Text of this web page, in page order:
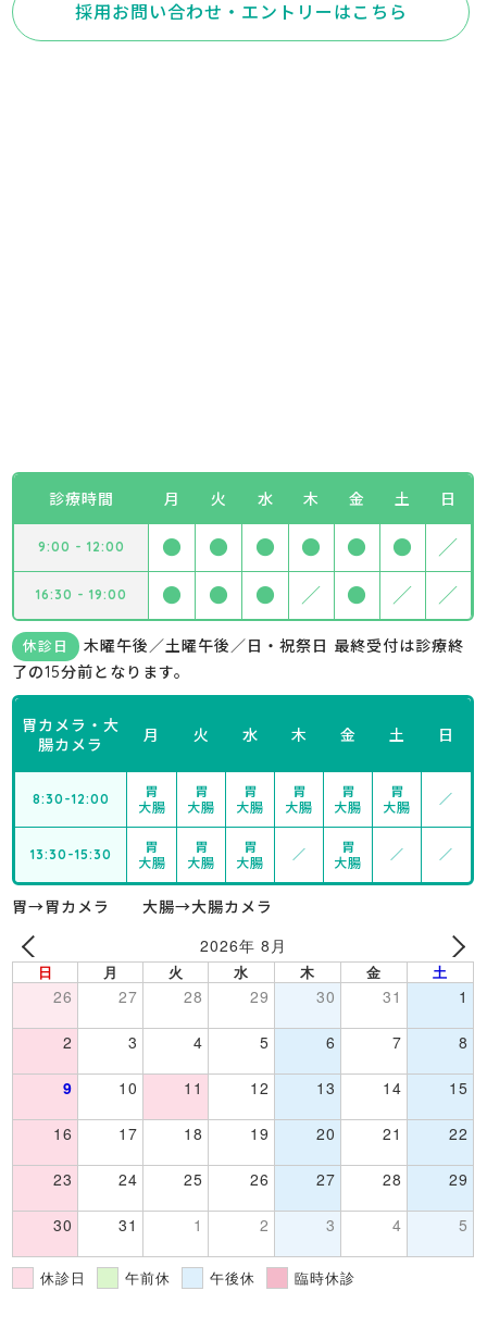
採用お問い合わせ・エントリーはこちら
診療時間 月 火 水 木 金 土 日
9:00 - 12:00 ● ● ● ● ● ● ／
16:30 - 19:00 ● ● ● ／ ● ／ ／
休診日
木曜午後／土曜午後／日・祝祭日 最終受付は診療終
了の15分前となります。
胃カメラ・大
腸カメラ
月 火 水 木 金 土 日
8:30-12:00
胃
大腸
胃
大腸
胃
大腸
胃
大腸
胃
大腸
胃
大腸
／
13:30-15:30
胃
大腸
胃
大腸
胃
大腸
／
胃
大腸
／ ／
胃→胃カメラ 大腸→大腸カメラ
2026年 8月
日 月 火 水 木 金 土
26 27 28 29 30 31 1
2 3 4 5 6 7 8
9 10 11 12 13 14 15
16 17 18 19 20 21 22
23 24 25 26 27 28 29
30 31 1 2 3 4 5
休診日 午前休 午後休 臨時休診